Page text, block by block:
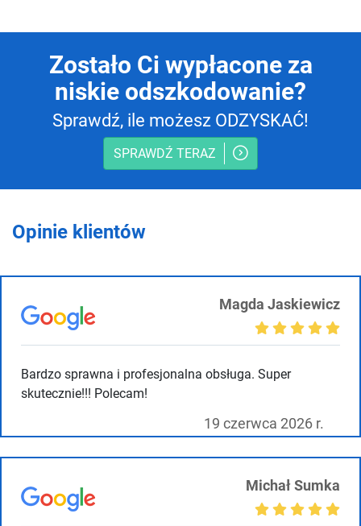
Zostało Ci wypłacone za
niskie odszkodowanie?
Sprawdź, ile możesz ODZYSKAĆ!
SPRAWDŹ TERAZ
Opinie klientów
Magda Jaskiewicz
Bardzo sprawna i profesjonalna obsługa. Super
skutecznie!!! Polecam!
19 czerwca 2026 r.
Michał Sumka